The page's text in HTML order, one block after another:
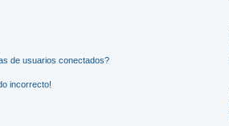
de usuarios conectados?
incorrecto!